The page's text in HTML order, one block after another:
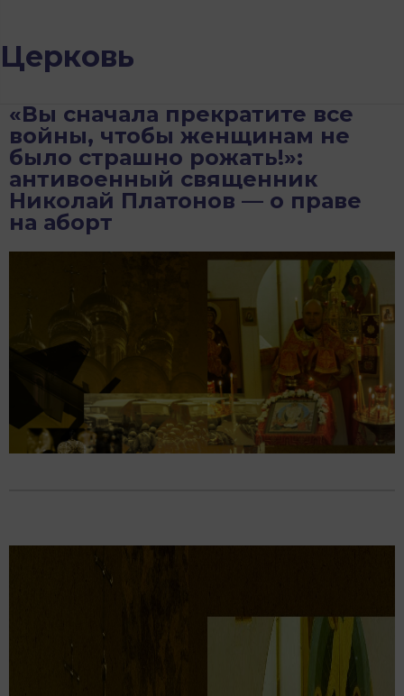
Церковь
«Вы сначала прекратите все
войны, чтобы женщинам не
было страшно рожать!»:
антивоенный священник
Николай Платонов — о праве
на аборт